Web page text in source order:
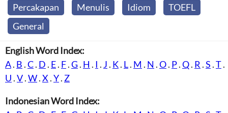
Percakapan
Menulis Idiom
TOEFL
General
English Word Index:
A. B .C. D . E. F.G. H . I . J . K. L. M . N .O. P.Q. R .S .T.
U .V.W.X .Y. Z
Indonesian Word Index: